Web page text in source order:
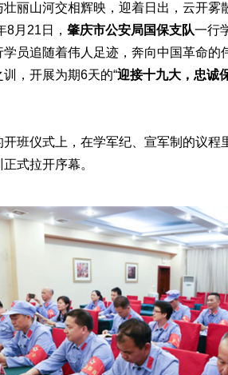
山河交相辉映，迎着日出，云开雾
8月21日， 肇庆市公安局国保支队一行
学员追随着伟人足迹，奔向中国革命的
，开展为期6天的“迎接十九大，忠诚
仪式上，在学军纪、宣军制的议程
式拉开序幕。